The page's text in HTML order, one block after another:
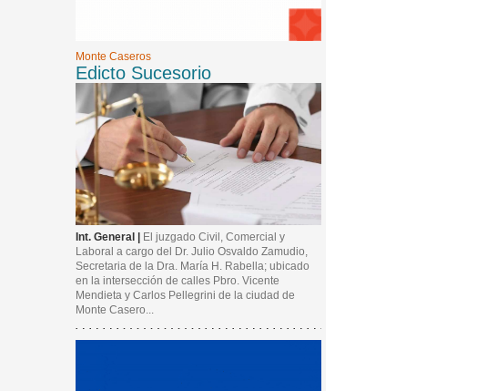
Monte Caseros
Edicto Sucesorio
Int. General |
El juzgado Civil, Comercial y
Laboral a cargo del Dr. Julio Osvaldo Zamudio,
Secretaria de la Dra. María H. Rabella; ubicado
en la intersección de calles Pbro. Vicente
Mendieta y Carlos Pellegrini de la ciudad de
Monte Casero...